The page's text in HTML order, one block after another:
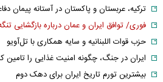
ترکیه، عربستان و پاکستان در آستانه پیمان
فوری/ توافق ایران و عمان درباره بازگشایی
حزب قوات اللبنانیه و سایه همکاری با تل‌آویو
ایران در جنگ، چگونه امنیت غذایی را تامین
بیشترین تورم تاریخ ایران برای دهک دوم